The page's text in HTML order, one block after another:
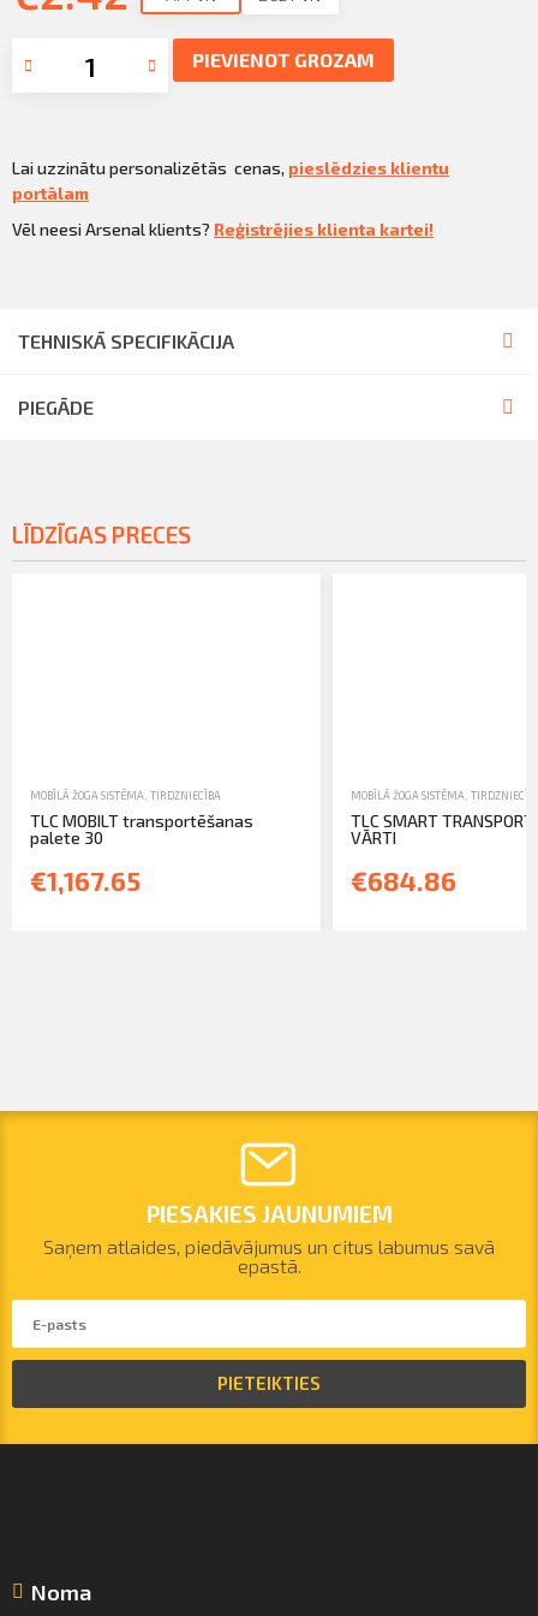
KLIENTU PORTĀLS
Iziet PIEVIENOT GROZAM
Lai uzzinātu personalizētās cenas, pieslēdzies klientu
portālam
Vēl neesi Arsenal klients? Reģistrējies klienta kartei!
TEHNISKĀ SPECIFIKĀCIJA
PIEGĀDE
LĪDZĪGAS PRECES
MOBĪLĀ ŽOGA SISTĒMA TIRDZNIECĪBA
TLC MOBILT transportēšanas
palete 30
€1,167.65
MOBĪLĀ ŽOGA SISTĒMA
TLC SMART
VĀRTI
€684.86
PIESAKIES JAUNUMIEM
Saņem atlaides, piedāvājumus un citus labumus savā
epastā.
PIETEIKTIES
Noma